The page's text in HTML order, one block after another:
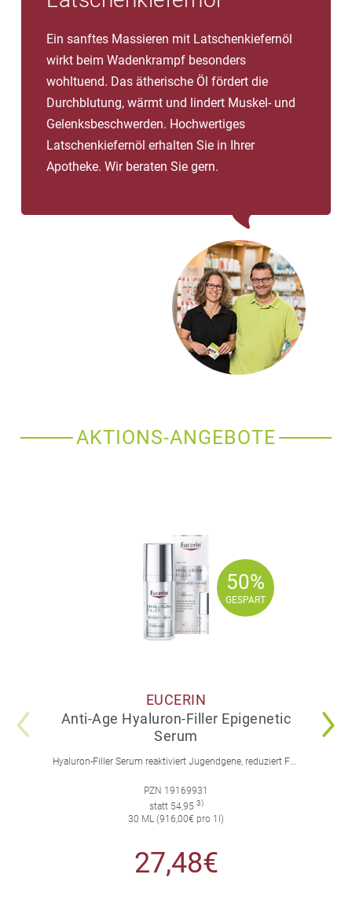
Ein sanftes Massieren mit Latschenkiefernöl
wirkt beim Wadenkrampf besonders
wohltuend. Das ätherische Öl fördert die
Durchblutung, wärmt und lindert Muskel- und
Gelenksbeschwerden. Hochwertiges
Latschenkiefernöl erhalten Sie in Ihrer
Apotheke. Wir beraten Sie gern.
AKTIONS-ANGEBOTE
50%
GESPART
50%
GESPART
EUCERIN
Anti-Age Hyaluron-Filler Epigenetic
Serum
PZN 19169931
statt 54,95 3)
30 ML (916,00€ pro 1l)
27,48€